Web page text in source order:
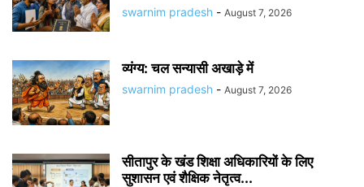
swarnim pradesh - August 7, 2026
व्यंग्य: चल सन्यासी अखाड़े में
swarnim pradesh - August 7, 2026
सीतापुर के खंड शिक्षा अधिकारियों के लिए
सुशासन एवं शैक्षिक नेतृत्व...